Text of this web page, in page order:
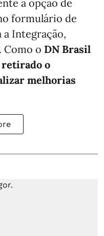
a opção de
formulário de
a Integração,
Como o DN Brasil
retirado o
melhorias